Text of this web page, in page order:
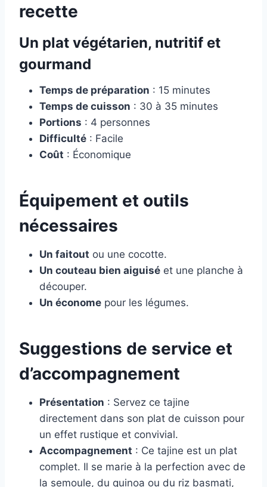
recette
Un plat végétarien, nutritif et
gourmand
Temps de préparation : 15 minutes
Temps de cuisson : 30 à 35 minutes
Portions : 4 personnes
Difficulté : Facile
Coût : Économique
Équipement et outils
nécessaires
Un faitout ou une cocotte.
Un couteau bien aiguisé et une planche à
découper.
Un économe pour les légumes.
Suggestions de service et
d’accompagnement
Présentation : Servez ce tajine
directement dans son plat de cuisson pour
un effet rustique et convivial.
Accompagnement : Ce tajine est un plat
complet. Il se marie à la perfection avec de
la semoule, du quinoa ou du riz basmati,